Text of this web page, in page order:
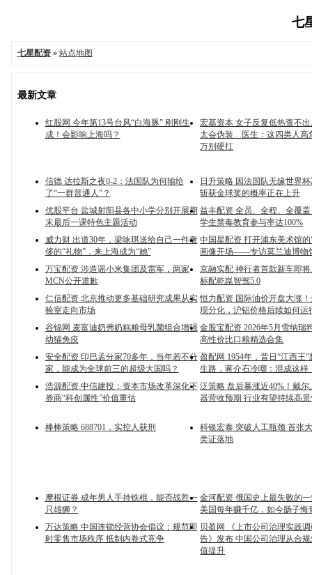
七
七星配资» 站点地图
最新文章
红股网 今年第13号台风“白海豚” 刚刚生
成！会影响上海吗？
宏基资本 女子反复低热查不
太会伪装…医生：这四类人高
万别硬扛
信德 达拉斯之夜0-2：法国队为何输给
了“一群普通人”？
日升策略 因法国队无缘世界
斩获金球奖的概率正在上升
优股平台 盐城射阳县各中小学分别开展期
末最后一课特色主题活动
益丰配资 全员、全程、全覆
学生禁毒教育参与率达100%
威力财 出道30年，梁咏琪送给自己一件奢
侈的“礼物”，来上海成为“她”
中国星配资 打开浦东美术馆的
画像开场——专访莫兰迪博物
万宝配资 涉造谣小米集团及雷军，两家
MCN公开道歉
京融实配 神行者首款新车即
标配乾崑智驾5.0
仁信配资 北京推动更多基础研究成果从实
验室走向市场
恒力配资 国际油价开盘大涨
现分化，沪铝价格后续如何运
谷锦网 麦富迪奶弗奶糕粮母乳菌组合增强
幼猫免疫
金股宝配资 2026年5月雪纳瑞
高性价比口粮精选合集
安全配资 印巴孟分家70多年，当年若不分
家，能成为全球前三的超级大国吗？
盈配网 1954年，昔日“江西王
生路，蒋介石冷嘲：混成这样
浩源配资 中信建投：资本市场改革深化下
券商“科创属性”价值重估
泛策略 盘后暴涨近40%！戴
器营收预期 行业有望持续高
棒棒策略 688701，实控人获刑
科银宏泰 突破人工瓶颈 首张
类证落地
摩根证券 成年男人手持铁棍，能否战胜一
只雄狮？
金河配资 俄国史上最失败的
美国每年赚千亿，如今肠子悔
万达策略 中国连锁经营协会倡议：规范即
时零售市场秩序 抵制内卷式竞争
贝盈网 《上市公司治理实践
告》发布 中国公司治理从合
值提升